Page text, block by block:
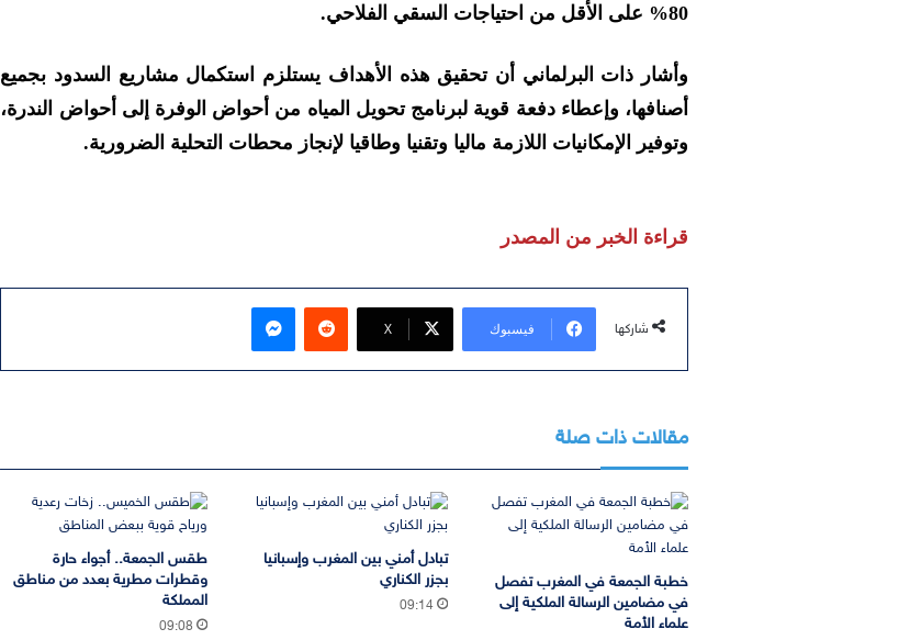
80% على الأقل من احتياجات السقي الفلاحي.
وأشار ذات البرلماني أن تحقيق هذه الأهداف يستلزم استكمال مشاريع السدود بجميع
أصنافها، وإعطاء دفعة قوية لبرنامج تحويل المياه من أحواض الوفرة إلى أحواض الندرة،
وتوفير الإمكانيات اللازمة ماليا وتقنيا وطاقيا لإنجاز محطات التحلية الضرورية.
قراءة الخبر من المصدر
شاركها فيسبوك ‫X
ماسنجر
مقالات ذات صلة
خطبة الجمعة في المغرب تفصل
في مضامين الرسالة الملكية إلى
علماء الأمة
تبادل أمني بين المغرب وإسبانيا
بجزر الكناري
09:14
طقس الجمعة.. أجواء حارة
وقطرات مطرية بعدد من مناطق
المملكة
09:08